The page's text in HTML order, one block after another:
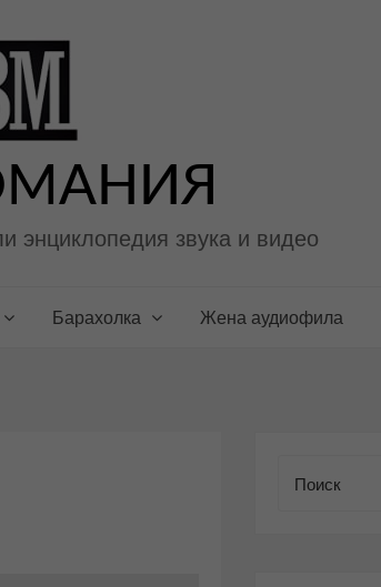
энциклопедия звука и видео
Барахолка Жена аудиофила